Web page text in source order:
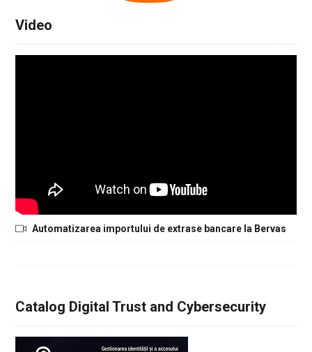
Video
Automatizarea importului de extrase bancare la Bervas
Catalog Digital Trust and Cybersecurity